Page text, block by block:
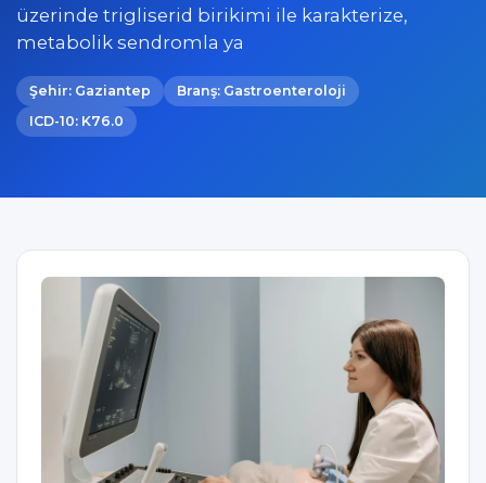
üzerinde trigliserid birikimi ile karakterize,
metabolik sendromla ya
Şehir: Gaziantep
Branş: Gastroenteroloji
ICD-10: K76.0